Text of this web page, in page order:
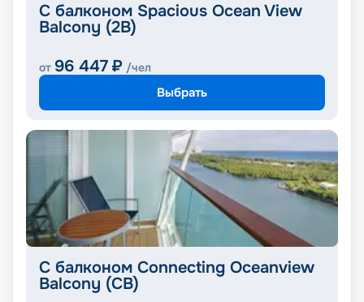
С балконом Spacious Ocean View
Balcony (2B)
от 96 447 ₽ /чел
Выбрать
С балконом Connecting Oceanview
Balcony (CB)